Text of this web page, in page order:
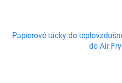
Papierové tácky do
do Air